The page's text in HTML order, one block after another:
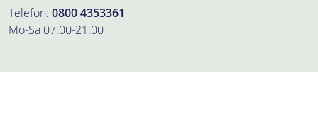
Telefon: 0800 4353361
Mo-Sa 07:00-21:00